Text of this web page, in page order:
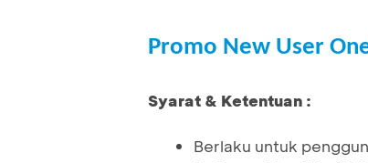
Promo New User
Syarat & Ketentuan :
Berlaku untuk